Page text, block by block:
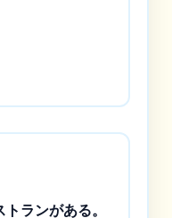
トランがある。